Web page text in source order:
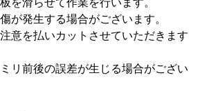
を滑らせて作業を行います。
が発生する場合がございます。
意を払いカットさせていただきます
リ前後の誤差が生じる場合がござい